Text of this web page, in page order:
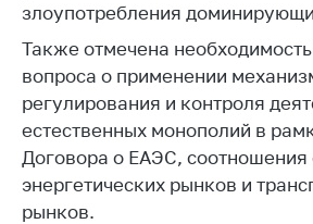
Защита прав
потребителей
Регулирование
рекламной
деятельности
Международное
сотрудничество
злоупотребления
Также отмечена
вопроса о применении
регулирования и контроля
естественных монополий в
Договора о ЕАЭС,
энергетических рынков и
рынков.